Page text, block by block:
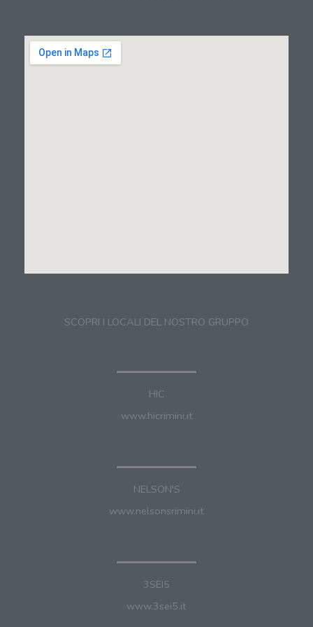
SCOPRI I LOCALI DEL NOSTRO GRUPPO
HIC
www.hicrimini.it
NELSON'S
www.nelsonsrimini.it
3SEI5
www.3sei5.it